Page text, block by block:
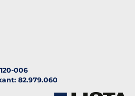
006
82.979.060